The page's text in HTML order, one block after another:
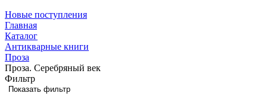
Новые поступления
Главная
Каталог
Антикварные книги
Проза
Проза. Серебряный век
Фильтр
Показать фильтр